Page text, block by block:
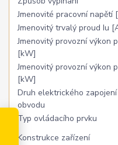
Jmenovité pracovní napětí
Jmenovitý trvalý proud Iu
Jmenovitý provozní výkon
[kW]
Jmenovitý provozní výkon
[kW]
Druh elektrického
obvodu
Typ ovládacího prvku
Konstrukce zařízení